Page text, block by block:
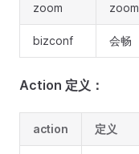
zoom zoom
bizconf 会畅
Action 定义：
action 定义